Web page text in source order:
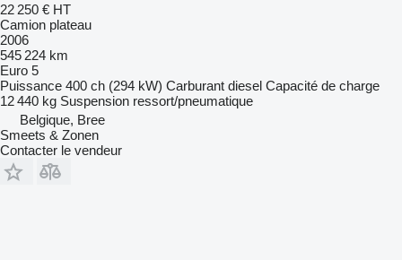
22 250 € HT
Camion plateau
2006
545 224 km
Euro 5
Puissance 400 ch (294 kW) Carburant diesel Capacité de charge
12 440 kg Suspension ressort/pneumatique
Belgique, Bree
Smeets & Zonen
Contacter le vendeur